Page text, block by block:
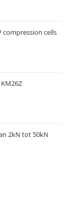
compression cells
2kN tot 50kN